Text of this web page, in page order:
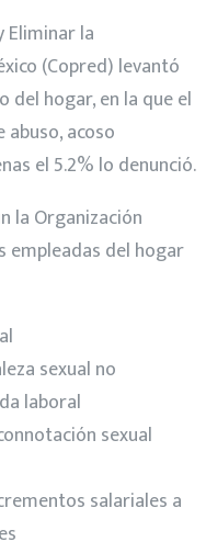
Eliminar la
(Copred) levantó
del hogar, en la que el
acoso
el 5.2% lo denunció.
la Organización
empleadas del hogar
sexual no
laboral
sexual
salariales a